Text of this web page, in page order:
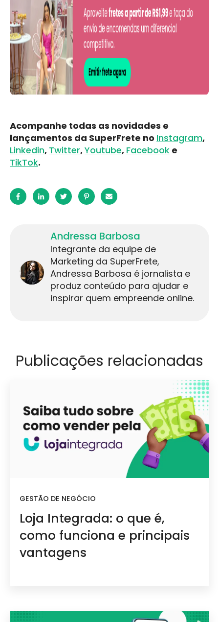
Acompanhe todas as novidades e
lançamentos da SuperFrete no Instagram,
Linkedin, Twitter,Youtube, Facebook e
TikTok.
Andressa Barbosa
Integrante da equipe de
Marketing da SuperFrete,
Andressa Barbosa é jornalista e
produz conteúdo para ajudar e
inspirar quem empreende online.
Publicações relacionadas
GESTÃO DE NEGÓCIO
Loja Integrada: o que é,
como funciona e principais
vantagens